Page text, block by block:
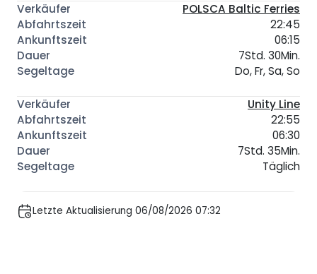
POLSCA Baltic Ferries
22:45
06:15
7Std. 30Min.
Do, Fr, Sa, So
Unity Line
22:55
06:30
7Std. 35Min.
Täglich
Letzte Aktualisierung 06/08/2026 07:32